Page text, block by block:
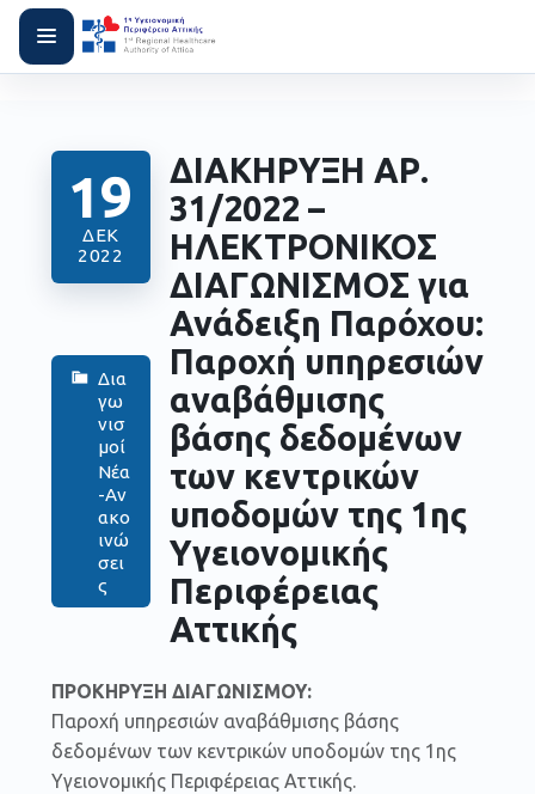
19
ΔΕΚ
2022
Δια
γω
νισ
μοί
Νέα
-Αν
ακο
ινώ
σει
ς
ΔΙΑΚΗΡΥΞΗ ΑΡ.
31/2022 –
ΗΛΕΚΤΡΟΝΙΚΟΣ
ΔΙΑΓΩΝΙΣΜΟΣ για
Ανάδειξη Παρόχου:
Παροχή υπηρεσιών
αναβάθμισης
βάσης δεδομένων
των κεντρικών
υποδομών της 1ης
Υγειονομικής
Περιφέρειας
Αττικής
ΠΡΟΚΗΡΥΞΗ ΔΙΑΓΩΝΙΣΜΟΥ:
Παροχή υπηρεσιών αναβάθμισης βάσης
δεδομένων των κεντρικών υποδομών της 1ης
Υγειονομικής Περιφέρειας Αττικής.